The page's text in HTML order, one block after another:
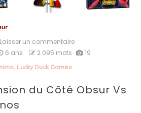
un commentaire
L’ascension
Vs
de
6 ans 2 095 mots 19
, Lucky Duck Games
du Côté Obsur Vs